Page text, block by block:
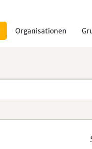
Organisationen